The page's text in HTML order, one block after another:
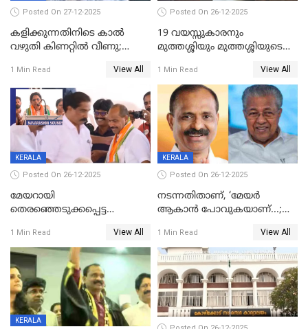
Posted On 27-12-2025
കളിക്കുന്നതിനിടെ കാൽ
വഴുതി കിണറ്റിൽ വീണു;
ദാരുണാന്ത്യം
1 Min Read View All
Posted On 26-12-2025
19 വയസ്സുകാരനും
മുത്തശ്ശിയും മുത്തശ്ശിയുടെ
മരിച്ചനിലയിൽ
1 Min Read View All
KERALA
Posted On 26-12-2025
മേയറായി
തെരഞ്ഞെടുക്കപ്പെട്ട
ആദ്യ വോട്ട് അസാധു; കണ്ണൂർ
ഡെപ്യൂട്ടി മേയർ സ്ഥാനത്ത്
താഹിറിന് വിജയം
1 Min Read View All
KERALA
Posted On 26-12-2025
നടന്നതിതാണ്, ‘മേയർ
ആകാൻ പോവുകയാണ്...;
മുഖ്യമന്ത്രിയുടെ ഓഫീസ്
തന്നെ വിശദീകരിയ്ക്കുന്നു;
സത്യമിതാണ്
1 Min Read View All
KERALA